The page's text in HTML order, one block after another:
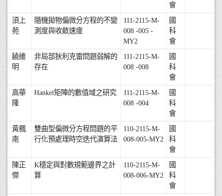
會
須上
苑
隨機拋物偏微分方程的不變
測度與收斂速度
111-2115-M-
008 -005 -
MY2
國
科
會
饒維
明
非局部狄利克雷問題弱解的
存在
111-2115-M-
008 -008
國
科
會
高華
隆
Hankel矩陣的數值域之研究
111-2115-M-
008 -004
國
科
會
黃楓
南
雙曲型偏微分方程問題的平
行化預處理時空迭代演算法
110-2115-M-
008-005-MY2
國
科
會
陳正
傑
K穩定與對數規範邊界之計
算
110-2115-M-
008-006-MY2
國
科
會